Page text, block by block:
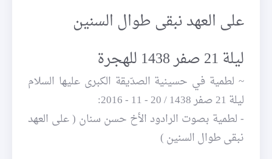
على العهد نبقى طوال السنين
ليلة 21 صفر 1438 للهجرة
~ لطمية في حسينية الصدّيقة الكبرى عليها السلام
ليلة 21 صفر 1438 / 20 - 11 - 2016:
- لطمية بصوت الرادود الأخ حسن سنان ( على العهد
نبقى طوال السنين )